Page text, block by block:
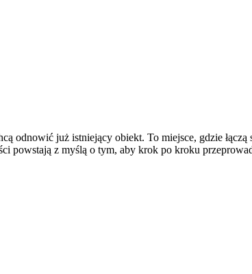
odnowić już istniejący obiekt. To miejsce, gdzie
powstają z myślą o tym, aby krok po kroku